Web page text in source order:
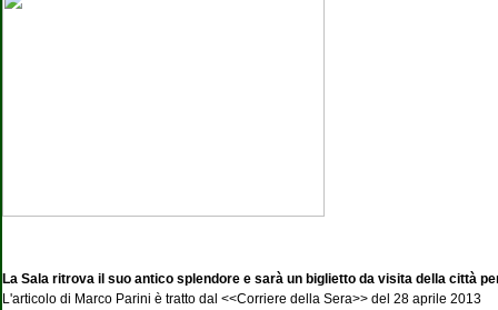
La Sala ritrova il suo antico splendore e sarà un biglietto da visita della città
L'articolo di Marco Parini è tratto dal <<Corriere della Sera>> del 28 aprile 2013